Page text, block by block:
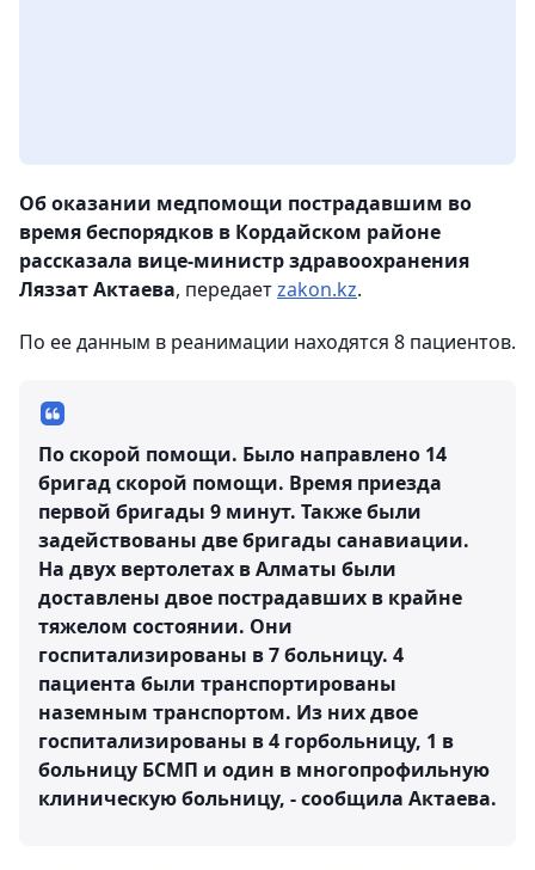
Об оказании медпомощи пострадавшим во
время беспорядков в Кордайском районе
рассказала вице-министр здравоохранения
Ляззат Актаева, передаетzakon.kz.
По ее данным в реанимации находятся 8 пациентов.
По скорой помощи. Было направлено 14
бригад скорой помощи. Время приезда
первой бригады 9 минут. Также были
задействованы две бригады санавиации.
На двух вертолетах в Алматы были
доставлены двое пострадавших в крайне
тяжелом состоянии. Они
госпитализированы в 7 больницу. 4
пациента были транспортированы
наземным транспортом. Из них двое
госпитализированы в 4 горбольницу, 1 в
больницу БСМП и один в многопрофильную
клиническую больницу, - сообщила Актаева.